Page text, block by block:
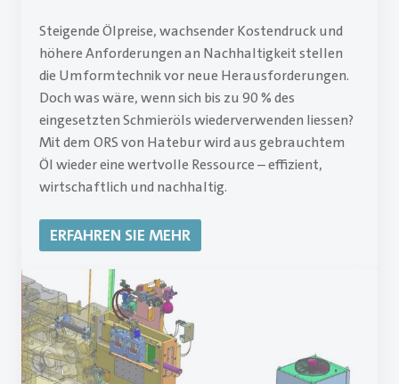
Steigende Ölpreise, wachsender Kostendruck und
höhere Anforderungen an Nachhaltigkeit stellen
die Umformtechnik vor neue Herausforderungen.
Doch was wäre, wenn sich bis zu 90 % des
eingesetzten Schmieröls wiederverwenden liessen?
Mit dem ORS von Hatebur wird aus gebrauchtem
Öl wieder eine wertvolle Ressource – effizient,
wirtschaftlich und nachhaltig.
ERFAHREN SIE MEHR